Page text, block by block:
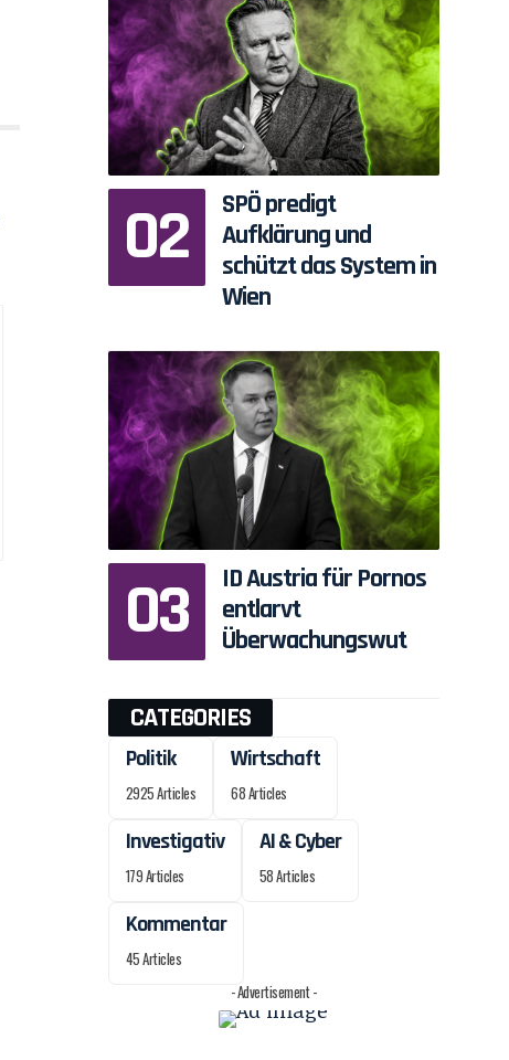
SPÖ predigt
Aufklärung und
schützt das System in
Wien
ID Austria für Pornos
entlarvt
Überwachungswut
CATEGORIES
Politik
2925 Articles
Wirtschaft
68 Articles
Investigativ
179 Articles
AI & Cyber
58 Articles
Kommentar
45 Articles
- Advertisement -